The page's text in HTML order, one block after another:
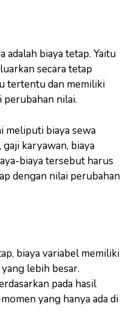
adalah biaya tetap. Yaitu
secara tetap
tertentu dan memiliki
nilai.
meliputi biaya sewa
karyawan, biaya
biaya tersebut harus
dengan nilai perubahan
biaya variabel memiliki
lebih besar.
pada hasil
yang hanya ada di